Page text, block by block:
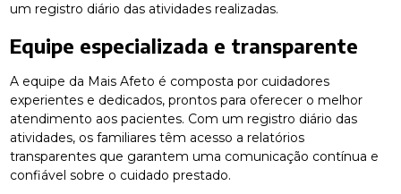
um registro diário das atividades realizadas.
Equipe especializada e transparente
A equipe da Mais Afeto é composta por cuidadores
experientes e dedicados, prontos para oferecer o melhor
atendimento aos pacientes. Com um registro diário das
atividades, os familiares têm acesso a relatórios
transparentes que garantem uma comunicação contínua e
confiável sobre o cuidado prestado.